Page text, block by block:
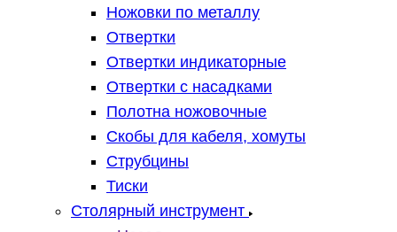
Ножовки по металлу
Отвертки
Отвертки индикаторные
Отвертки с насадками
Полотна ножовочные
Скобы для кабеля, хомуты
Струбцины
Тиски
Столярный инструмент